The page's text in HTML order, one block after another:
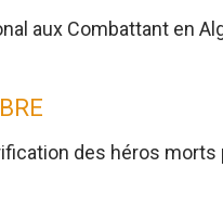
aux Combattant en
des héros morts